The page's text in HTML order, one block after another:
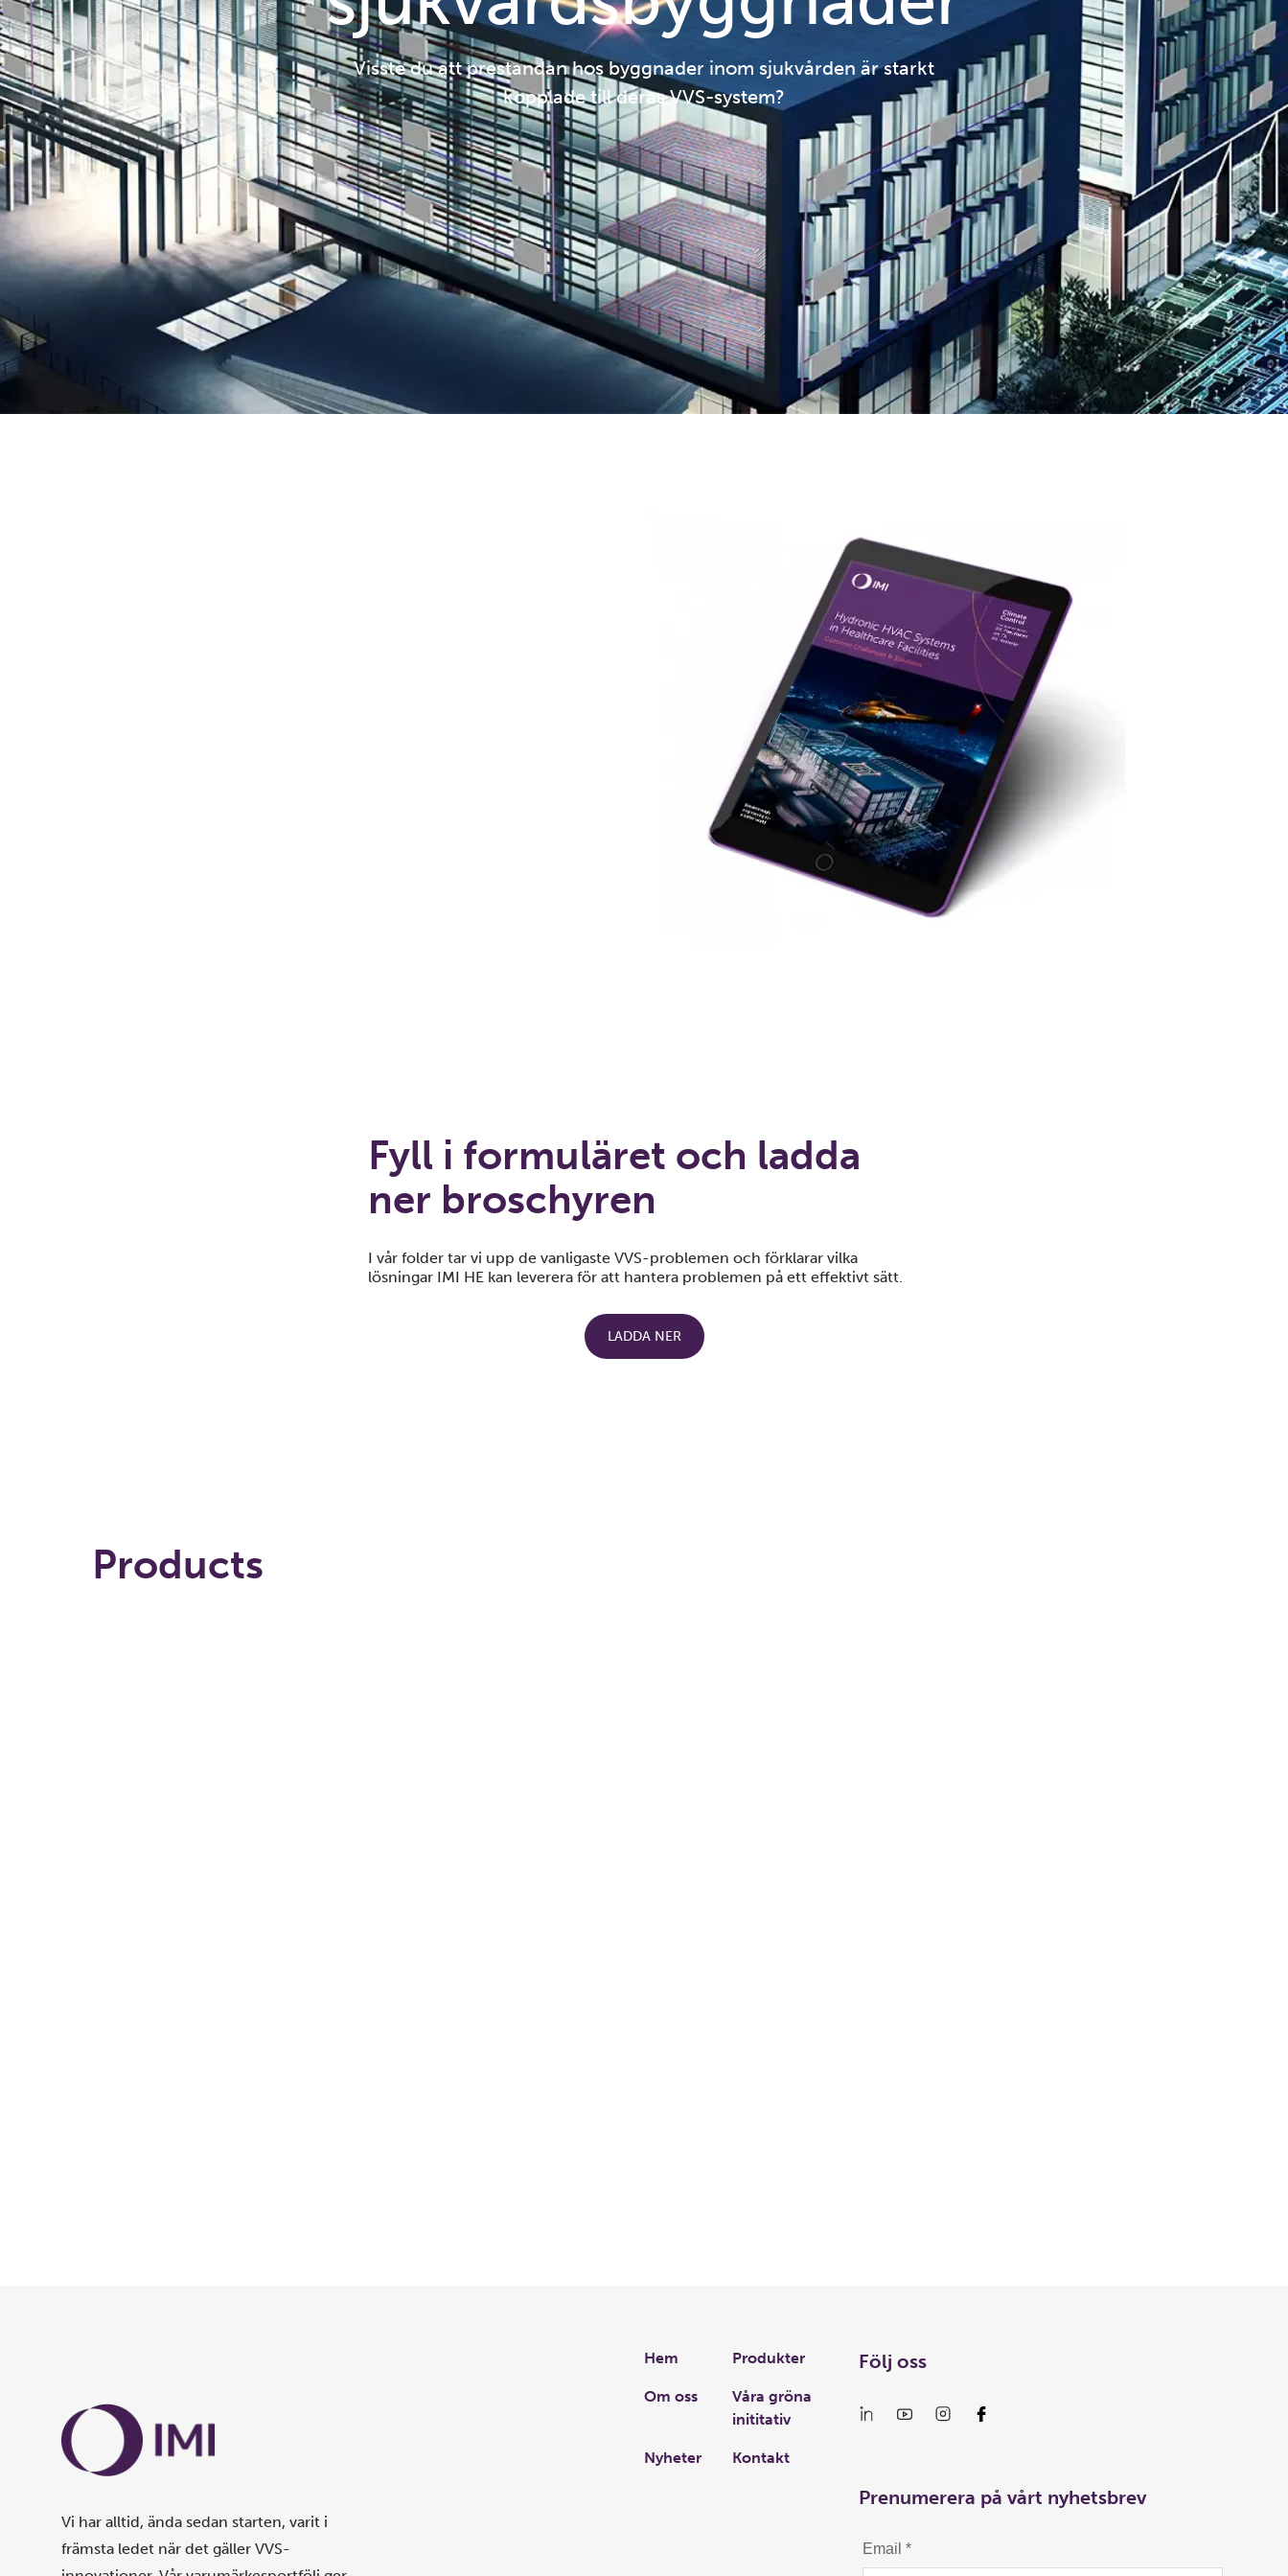
Visste du att prestandan hos byggnader inom sjukvården är starkt
kopplade till deras VVS-system?
Fyll i formuläret och ladda
ner broschyren
I vår folder tar vi upp de vanligaste VVS-problemen och förklarar vilka
lösningar IMI HE kan leverera för att hantera problemen på ett effektivt sätt.
LADDA NER
Products
Vi har alltid, ända sedan starten, varit i
främsta ledet när det gäller VVS-
Links
Hem Produkter
Om oss
Våra gröna
inititativ
Nyheter Kontakt
Följ oss
Prenumerera på vårt nyhetsbrev